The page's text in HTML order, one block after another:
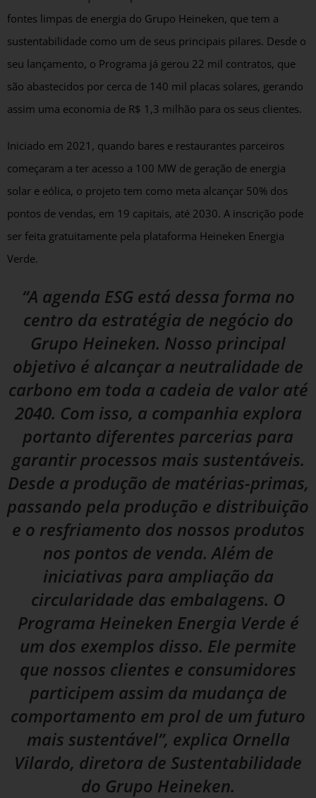
fontes limpas de energia do Grupo Heineken, que tem a
sustentabilidade como um de seus principais pilares. Desde o
seu lançamento, o Programa já gerou 22 mil contratos, que
são abastecidos por cerca de 140 mil placas solares, gerando
assim uma economia de R$ 1,3 milhão para os seus clientes.
Iniciado em 2021, quando bares e restaurantes parceiros
começaram a ter acesso a 100 MW de geração de energia
solar e eólica, o projeto tem como meta alcançar 50% dos
pontos de vendas, em 19 capitais, até 2030. A inscrição pode
ser feita gratuitamente pela plataforma Heineken Energia
Verde.
“A agenda ESG está dessa forma no
centro da estratégia de negócio do
Grupo Heineken. Nosso principal
objetivo é alcançar a neutralidade de
carbono em toda a cadeia de valor até
2040. Com isso, a companhia explora
portanto diferentes parcerias para
garantir processos mais sustentáveis.
Desde a produção de matérias-primas,
passando pela produção e distribuição
e o resfriamento dos nossos produtos
nos pontos de venda. Além de
iniciativas para ampliação da
circularidade das embalagens. O
Programa Heineken Energia Verde é
um dos exemplos disso. Ele permite
que nossos clientes e consumidores
participem assim da mudança de
comportamento em prol de um futuro
mais sustentável”, explica Ornella
Vilardo, diretora de Sustentabilidade
do Grupo Heineken.